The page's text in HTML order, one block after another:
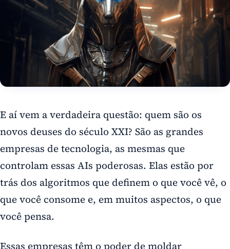
E aí vem a verdadeira questão: quem são os
novos deuses do século XXI? São as grandes
empresas de tecnologia, as mesmas que
controlam essas AIs poderosas. Elas estão por
trás dos algoritmos que definem o que você vê, o
que você consome e, em muitos aspectos, o que
você pensa.
Essas empresas têm o poder de moldar